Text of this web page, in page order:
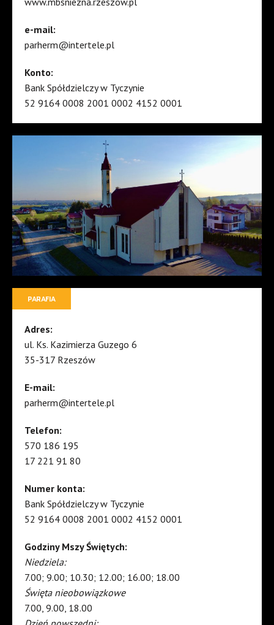
e-mail:
parherm@intertele.pl
Konto:
Bank Spółdzielczy w Tyczynie
52 9164 0008 2001 0002 4152 0001
PARAFIA
Adres:
ul. Ks. Kazimierza Guzego 6
35-317 Rzeszów
E-mail:
parherm@intertele.pl
Telefon:
570 186 195
17 221 91 80
Numer konta:
Bank Spółdzielczy w Tyczynie
52 9164 0008 2001 0002 4152 0001
Godziny Mszy Świętych:
Niedziela:
7.00; 9.00; 10.30; 12.00; 16.00; 18.00
Święta nieobowiązkowe
7.00, 9.00, 18.00